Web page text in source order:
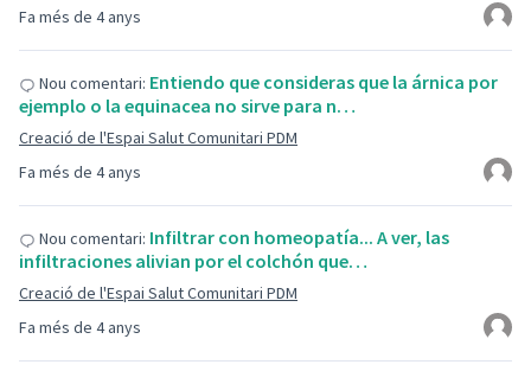
Fa més de 4 anys
Fa més de 4 anys
Nou comentari: Entiendo que consideras que la árnica por
ejemplo o la equinacea no sirve para n…
Creació de l'Espai Salut Comunitari PDM
Fa més de 4 anys
Nou comentari: Infiltrar con homeopatía... A ver, las
infiltraciones alivian por el colchón que…
Creació de l'Espai Salut Comunitari PDM